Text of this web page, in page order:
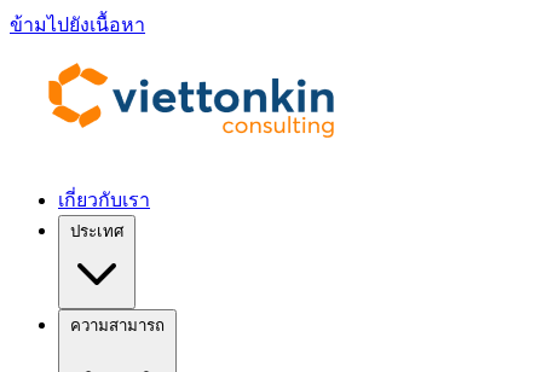
ข้ามไปยังเนื้อหา
เกี่ยวกับเรา
ประเทศ
ความสามารถ